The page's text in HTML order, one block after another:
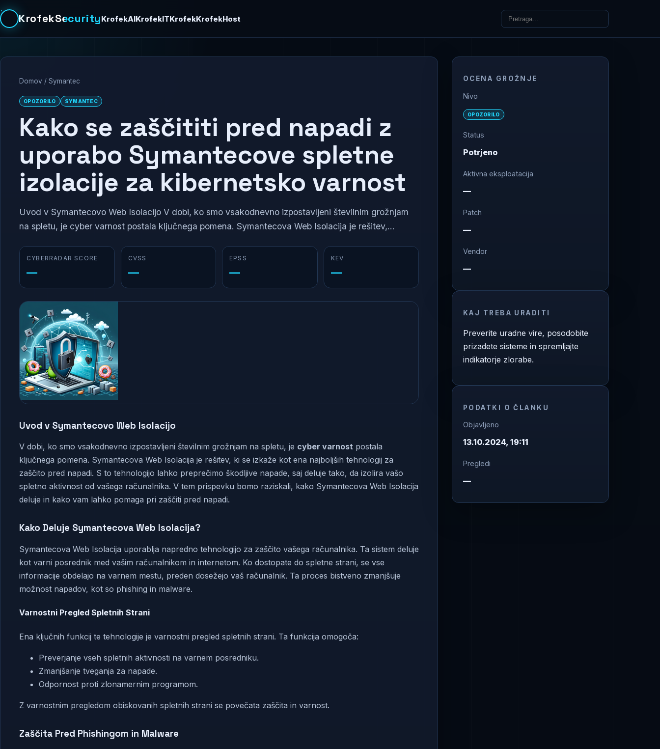
KrofekSecurityKrofekAIKrofekITKrofekKrofekHost
Domov / Symantec
OPOZORILO SYMANTEC
Kako se zaščititi pred napadi z
uporabo Symantecove spletne
izolacije za kibernetsko varnost
Uvod v Symantecovo Web Isolacijo V dobi, ko smo vsakodnevno izpostavljeni številnim grožnjam
na spletu, je cyber varnost postala ključnega pomena. Symantecova Web Isolacija je rešitev,...
CYBERRADAR SCORE
—
CVSS
—
EPSS
—
KEV
—
Uvod v Symantecovo Web Isolacijo
V dobi, ko smo vsakodnevno izpostavljeni številnim grožnjam na spletu, je cyber varnost postala
ključnega pomena. Symantecova Web Isolacija je rešitev, ki se izkaže kot ena najboljših tehnologij za
zaščito pred napadi. S to tehnologijo lahko preprečimo škodljive napade, saj deluje tako, da izolira vašo
spletno aktivnost od vašega računalnika. V tem prispevku bomo raziskali, kako Symantecova Web Isolacija
deluje in kako vam lahko pomaga pri zaščiti pred napadi.
Kako Deluje Symantecova Web Isolacija?
Symantecova Web Isolacija uporablja napredno tehnologijo za zaščito vašega računalnika. Ta sistem deluje
kot varni posrednik med vašim računalnikom in internetom. Ko dostopate do spletne strani, se vse
informacije obdelajo na varnem mestu, preden dosežejo vaš računalnik. Ta proces bistveno zmanjšuje
možnost napadov, kot so phishing in malware.
Varnostni Pregled Spletnih Strani
Ena ključnih funkcij te tehnologije je varnostni pregled spletnih strani. Ta funkcija omogoča:
Preverjanje vseh spletnih aktivnosti na varnem posredniku.
Zmanjšanje tveganja za napade.
Odpornost proti zlonamernim programom.
Z varnostnim pregledom obiskovanih spletnih strani se povečata zaščita in varnost.
Zaščita Pred Phishingom in Malware
OCENA GROŽNJE
Nivo
OPOZORILO
Status
Potrjeno
Aktivna eksploatacija
—
Patch
—
Vendor
—
KAJ TREBA URADITI
Preverite uradne vire, posodobite
prizadete sisteme in spremljajte
indikatorje zlorabe.
PODATKI O ČLANKU
Objavljeno
13.10.2024, 19:11
Pregledi
—